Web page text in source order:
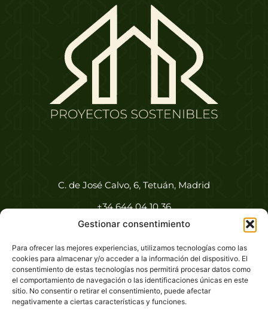
Gestionar consentimiento
Para ofrecer las mejores experiencias, utilizamos tecnologías como las
cookies para almacenar y/o acceder a la información del dispositivo. El
consentimiento de estas tecnologías nos permitirá procesar datos como
el comportamiento de navegación o las identificaciones únicas en este
sitio. No consentir o retirar el consentimiento, puede afectar
negativamente a ciertas características y funciones.
C. de José Calvo, 6, Tetuán, Madrid
+34 644 04 10 36
info@proyectosmrr.es
Aviso legal
Política de privacidad
Política de cookies (UE)